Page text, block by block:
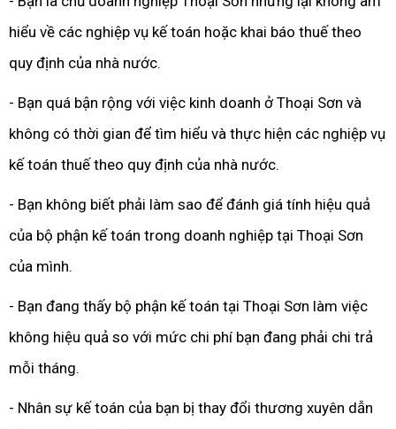
hiểu về các nghiệp vụ kế toán hoặc khai báo thuế theo
quy định của nhà nước.
- Bạn quá bận rộng với việc kinh doanh ở Thoại Sơn và
không có thời gian để tìm hiểu và thực hiện các nghiệp vụ
kế toán thuế theo quy định của nhà nước.
- Bạn không biết phải làm sao để đánh giá tính hiệu quả
của bộ phận kế toán trong doanh nghiệp tại Thoại Sơn
của mình.
- Bạn đang thấy bộ phận kế toán tại Thoại Sơn làm việc
không hiệu quả so với mức chi phí bạn đang phải chi trả
mỗi tháng.
- Nhân sự kế toán của bạn bị thay đổi thương xuyên dẫn